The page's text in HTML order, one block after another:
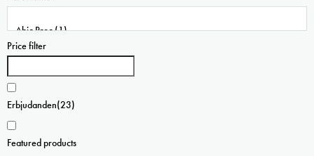
alternativen
kan
Price filter
Erbjudanden(23)
Featured products